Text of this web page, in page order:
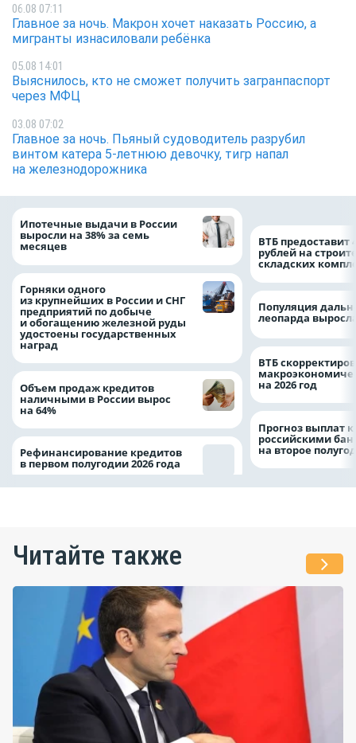
06.08 07:11
Главное за ночь. Макрон хочет наказать Россию, а
мигранты изнасиловали ребёнка
05.08 14:01
Выяснилось, кто не сможет получить загранпаспорт
через МФЦ
03.08 07:02
Главное за ночь. Пьяный судоводитель разрубил
винтом катера 5-летнюю девочку, тигр напал
на железнодорожника
Ипотечные выдачи в России
выросли на 38% за семь
месяцев
Горняки одного
из крупнейших в России и СНГ
предприятий по добыче
и обогащению железной руды
удостоены государственных
наград
Объем продаж кредитов
наличными в России вырос
на 64%
Рефинансирование кредитов
в первом полугодии 2026 года
ВТБ предоставит
рублей на
складских
Популяция
леопарда
ВТБ
на 2026 год
Прогноз выплат
российскими
на второе
Читайте также